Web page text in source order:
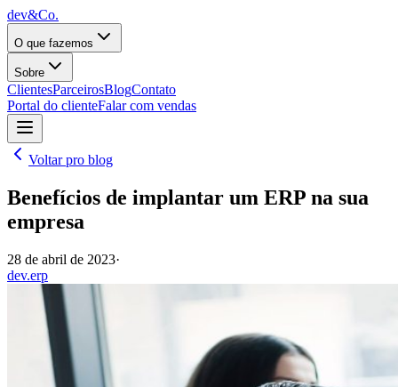
dev&Co.
O que fazemos
Sobre
ClientesParceirosBlogContato
Portal do clienteFalar com vendas
Voltar pro blog
Benefícios de implantar um ERP na sua
empresa
28 de abril de 2023·
dev.erp